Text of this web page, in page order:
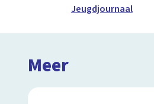
Jeugdjournaal
Meer